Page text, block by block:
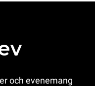
och evenemang